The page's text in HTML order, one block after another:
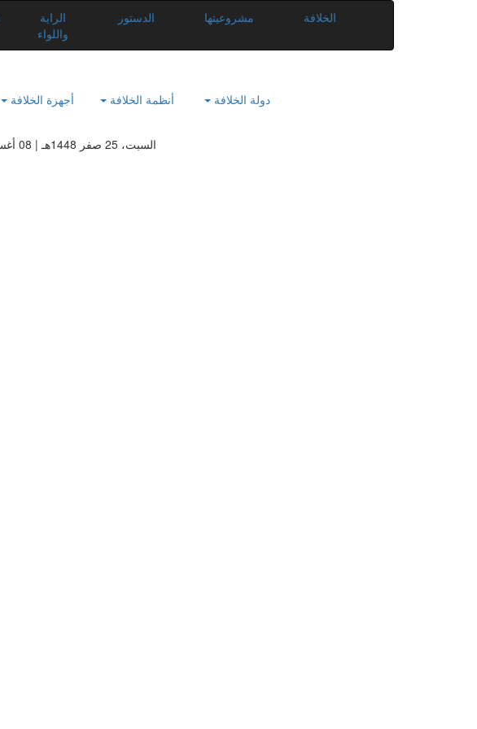
الخلافة مشروعيتها الدستور
الراية
واللواء
دولة الخلافة أنظمة الخلافة أجهزة الخلافة
السبت، 25 صفر 1448هـ | 08 أغسطس 2026م |